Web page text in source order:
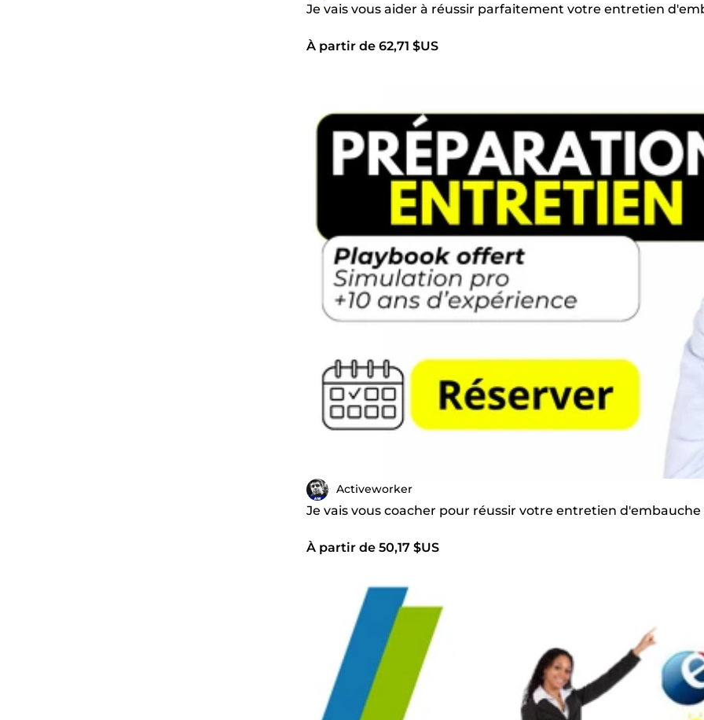
Je vais vous aider à réussir parfaitement votre entretien
À partir de 62,71 $US
Activeworker
Je vais vous coacher pour réussir votre entretien d'embauche
À partir de 50,17 $US